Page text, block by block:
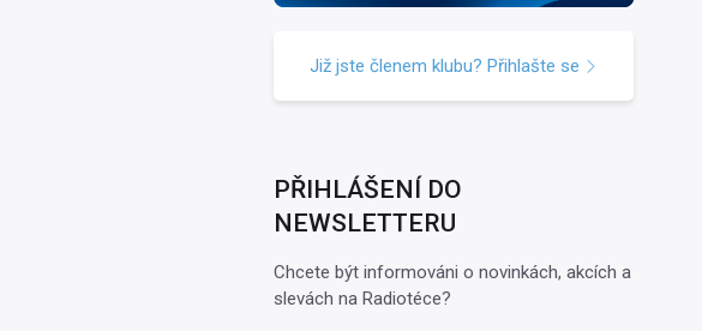
Již jste členem klubu? Přihlašte se
PŘIHLÁŠENÍ DO
NEWSLETTERU
Chcete být informováni o novinkách, akcích a
slevách na Radiotéce?